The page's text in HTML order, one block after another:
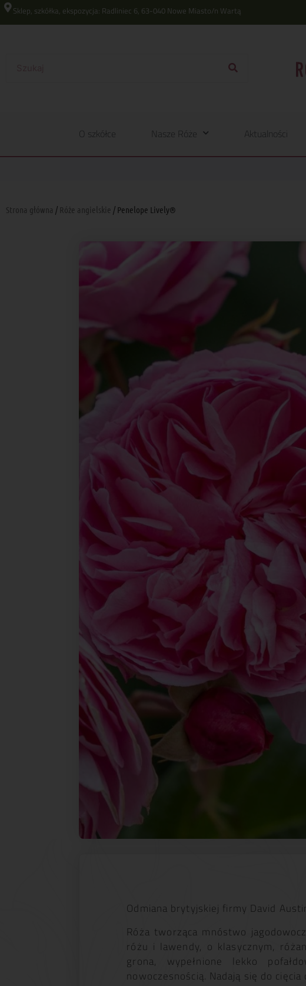
Sklep, szkółka, ekspozycja: Radliniec 6, 63-040 Nowe Miasto/n Wartą
O szkółce Nasze Róże Aktualności
Strona główna / Róże angielskie / Penelope Lively®
Odmiana brytyjskiej firmy David
Róża tworząca mnóstwo
różu i lawendy, o klasycznym,
grona, wypełnione lekko
nowoczesnością. Nadają się do cięcia